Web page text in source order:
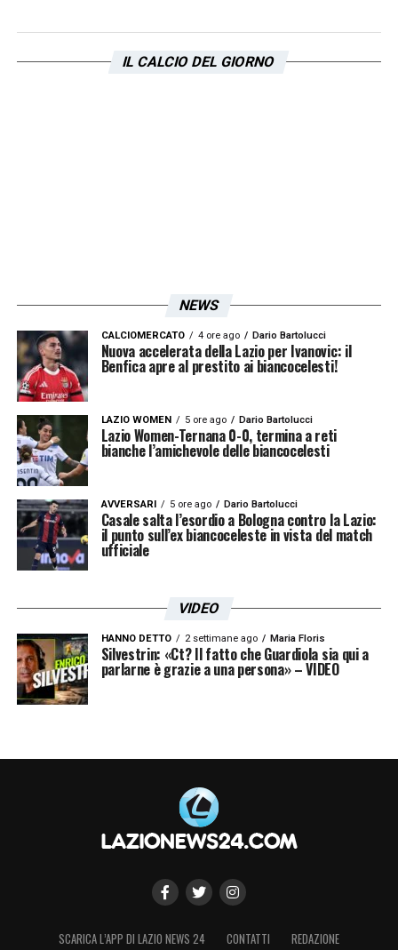
Dybala farà la differenza alla Roma
IL CALCIO DEL GIORNO
NEWS
CALCIOMERCATO 4 ore ago Dario Bartolucci
Nuova accelerata della Lazio per Ivanovic: il
Benfica apre al prestito ai biancocelesti!
LAZIO WOMEN 5 ore ago Dario Bartolucci
Lazio Women-Ternana 0-0, termina a reti
bianche l’amichevole delle biancocelesti
AVVERSARI 5 ore ago Dario Bartolucci
Casale salta l’esordio a Bologna contro la Lazio:
il punto sull’ex biancoceleste in vista del match
ufficiale
VIDEO
HANNO DETTO 2 settimane ago Maria Floris
Silvestrin: «Ct? Il fatto che Guardiola sia qui a
parlarne è grazie a una persona» – VIDEO
SCARICA L’APP DI LAZIO NEWS 24 CONTATTI REDAZIONE